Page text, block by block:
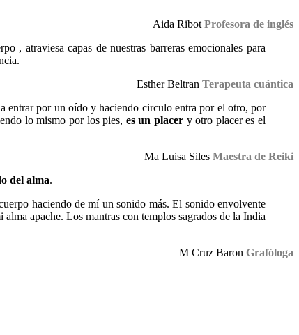
Aida Ribot Profesora de inglés
, atraviesa capas de nuestras barreras emocionales para
Esther Beltran Terapeuta cuántica
entrar por un oído y haciendo circulo entra por el otro, por
lo mismo por los pies, es un placer y otro placer es el
Ma Luisa Siles Maestra de Reiki
del alma.
haciendo de mí un sonido más. El sonido envolvente
apache. Los mantras con templos sagrados de la India
M Cruz Baron Grafóloga